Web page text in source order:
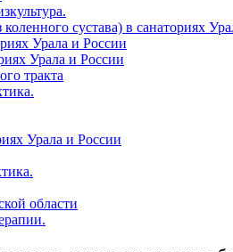
сустава) в санаториях
Урала и России
Урала и России
тракта
Урала и России
области